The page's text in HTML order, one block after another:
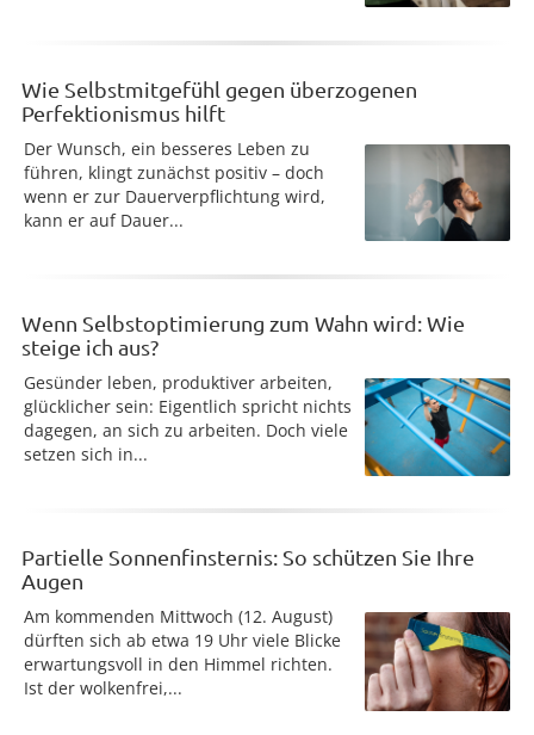
Wie Selbstmitgefühl gegen überzogenen
Perfektionismus hilft
Der Wunsch, ein besseres Leben zu
führen, klingt zunächst positiv – doch
wenn er zur Dauerverpflichtung wird,
kann er auf Dauer...
Wenn Selbstoptimierung zum Wahn wird: Wie
steige ich aus?
Gesünder leben, produktiver arbeiten,
glücklicher sein: Eigentlich spricht nichts
dagegen, an sich zu arbeiten. Doch viele
setzen sich in...
Partielle Sonnenfinsternis: So schützen Sie Ihre
Augen
Am kommenden Mittwoch (12. August)
dürften sich ab etwa 19 Uhr viele Blicke
erwartungsvoll in den Himmel richten.
Ist der wolkenfrei,...